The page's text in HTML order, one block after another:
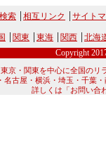
索 相互リンク サイト
関東 東海 関西
北海
Copyright
東京・関東を中心に全国の
名古屋・横浜・埼玉・千葉
詳しくは「お問い合